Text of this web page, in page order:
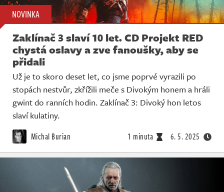
NOVINKA
Zaklínač 3 slaví 10 let. CD Projekt RED
chystá oslavy a zve fanoušky, aby se
přidali
Už je to skoro deset let, co jsme poprvé vyrazili po
stopách nestvůr, zkřížili meče s Divokým honem a hráli
gwint do ranních hodin. Zaklínač 3: Divoký hon letos
slaví kulatiny.
Michal Burian 1 minuta 6. 5. 2025